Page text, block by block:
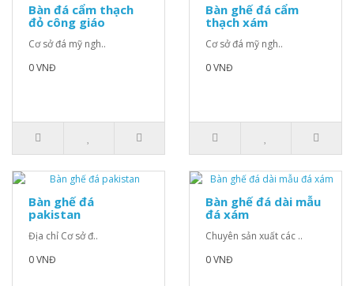
Bàn đá cẩm thạch
đỏ công giáo
Cơ sở đá mỹ ngh..
0 VNĐ
Bàn ghế đá cẩm
thạch xám
Cơ sở đá mỹ ngh..
0 VNĐ
Bàn ghế đá
pakistan
Địa chỉ Cơ sở đ..
0 VNĐ
Bàn ghế đá dài mẫu
đá xám
Chuyên sản xuất các ..
0 VNĐ